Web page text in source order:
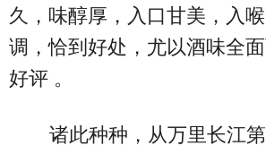
久，味醇厚，入口甘美，入
调，恰到好处，尤以酒味全
好评 。
诸此种种，从万里长江